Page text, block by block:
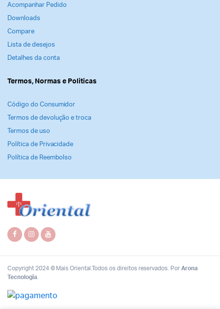
Acompanhar Pedido
Downloads
Compare
Lista de desejos
Detalhes da conta
Termos, Normas e Politicas
Código do Consumidor
Termos de devolução e troca
Termos de uso
Política de Privacidade
Política de Reembolso
Copyright 2024 © Mais Oriental.Todos os direitos reservados. PorArona
Tecnologia